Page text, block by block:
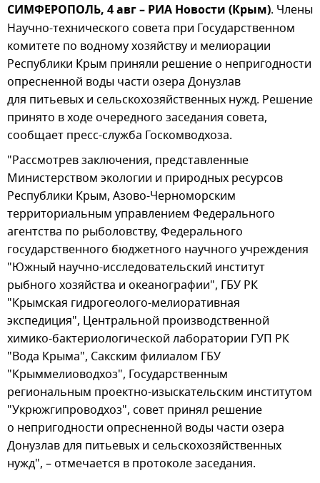
СИМФЕРОПОЛЬ, 4 авг – РИА Новости (Крым). Члены
Научно-технического совета при Государственном
комитете по водному хозяйству и мелиорации
Республики Крым приняли решение о непригодности
опресненной воды части озера Донузлав
для питьевых и сельскохозяйственных нужд. Решение
принято в ходе очередного заседания совета,
сообщает пресс-служба Госкомводхоза.
"Рассмотрев заключения, представленные
Министерством экологии и природных ресурсов
Республики Крым, Азово-Черноморским
территориальным управлением Федерального
агентства по рыболовству, Федерального
государственного бюджетного научного учреждения
"Южный научно-исследовательский институт
рыбного хозяйства и океанографии", ГБУ РК
"Крымская гидрогеолого-мелиоративная
экспедиция", Центральной производственной
химико-бактериологической лаборатории ГУП РК
"Вода Крыма", Сакским филиалом ГБУ
"Крыммелиоводхоз", Государственным
региональным проектно-изыскательским институтом
"Укрюжгипроводхоз", совет принял решение
о непригодности опресненной воды части озера
Донузлав для питьевых и сельскохозяйственных
нужд", – отмечается в протоколе заседания.